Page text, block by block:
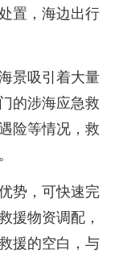
置，海边出行
景吸引着大量
的涉海应急救
险等情况，救
势，可快速完
援物资调配，
援的空白，与